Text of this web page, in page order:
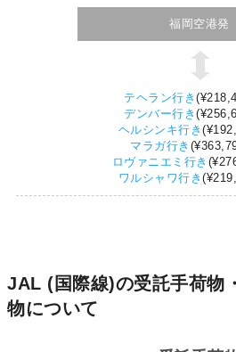
福岡空港発
テヘラン行き(
デンバー行き(
ヘルシンキ行き (
マラガ行き (
ロヴァニエミ行き (
ワルシャワ行き (
JAL (国際線)の受託手荷物
物について